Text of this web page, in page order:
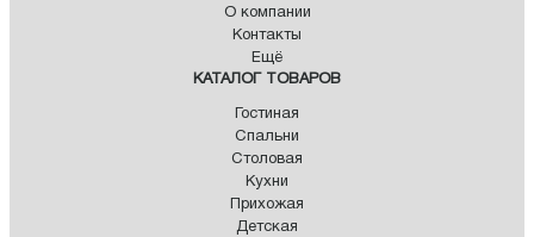
О компании
Контакты
Ещё
КАТАЛОГ ТОВАРОВ
Гостиная
Спальни
Столовая
Кухни
Прихожая
Детская